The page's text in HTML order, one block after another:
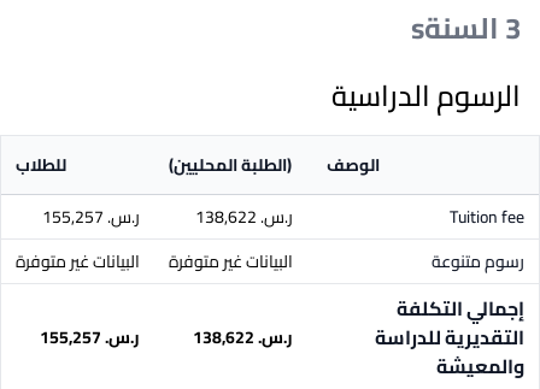
3 السنةs
الرسوم الدراسية
الوصف (الطلبة المحليين)
للطلاب
Tuition fee
ر.س.‏ 138,622
ر.س.‏ 155,257
رسوم متنوعة
البيانات غير متوفرة البيانات غير متوفرة
إجمالي التكلفة
التقديرية للدراسة
والمعيشة
ر.س.‏ 138,622 ر.س.‏ 155,257